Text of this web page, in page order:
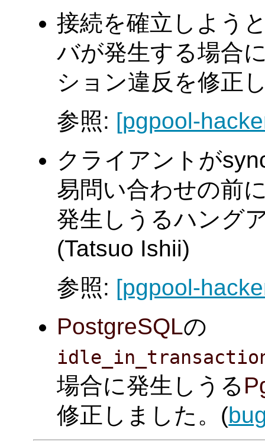
接続を確立しよう
バが発生する場合
ション違反を修正
参照: [pgpool-
クライアントが
易問い合わせの前
発生しうるハング
(Tatsuo Ishii)
参照: [pgpool-
PostgreSQLの
場合に発生しうる
修正しました。(